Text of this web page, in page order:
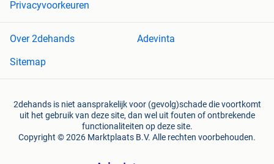
Privacyvoorkeuren
Over 2dehands
Adevinta
Sitemap
2dehands is niet aansprakelijk voor (gevolg)schade die voortkomt
uit het gebruik van deze site, dan wel uit fouten of ontbrekende
functionaliteiten op deze site.
Copyright © 2026 Marktplaats B.V. Alle rechten voorbehouden.